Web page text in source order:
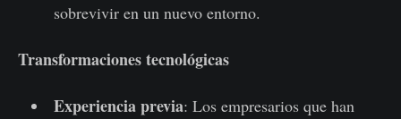
sobrevivir en un nuevo entorno.
Transformaciones tecnológicas
Experiencia previa: Los empresarios que han